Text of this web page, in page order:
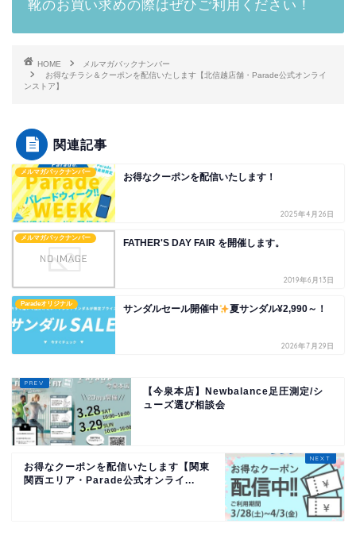
靴のお買い求めの際はぜひご利用ください！
HOME
メルマガバックナンバー
お得なチラシ＆クーポンを配信いたします【北信越店舗・Parade公式オンライ
ンストア】
関連記事
メルマガバックナンバー お得なクーポンを配信いたします！
2025年4月26日
メルマガバックナンバー FATHER'S DAY FAIR を開催します。
2019年6月13日
Paradeオリジナル サンダルセール開催中 夏サンダル¥2,990～！
2026年7月29日
【今泉本店】Newbalance足圧測定/シ
ューズ選び相談会
お得なクーポンを配信いたします【関東
関西エリア・Parade公式オンライ...